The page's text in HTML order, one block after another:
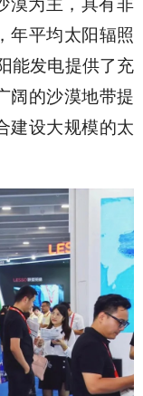
漠为主，具有非
年平均太阳辐照
能发电提供了充
阔的沙漠地带提
建设大规模的太